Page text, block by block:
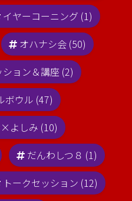
イヤーコーニング (1)
オハナシ会 (50)
ョン＆講座 (2)
ボウル (47)
よしみ (10)
だんわしつ８ (1)
トークセッション (12)